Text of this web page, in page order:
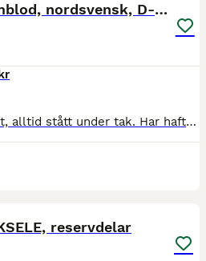
Rockard till typ varmblod, nordsvensk, D-ponny,
Ny sits i tryckimpregnerat, alltid stått under tak. Har haft den till min haflinger men passar till större häst också. 2500 kr el bud Remsele, 300 kr och loksele, 1000 kr finns också till salu.
reservdelar